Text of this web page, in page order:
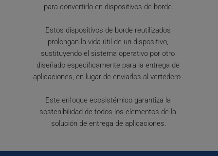
para convertirlo en dispositivos de borde.
Estos dispositivos de borde reutilizados
prolongan la vida útil de un dispositivo,
sustituyendo el sistema operativo por otro
diseñado específicamente para la entrega de
aplicaciones, en lugar de enviarlos al vertedero.
Este enfoque ecosistémico garantiza la
sostenibilidad de todos los elementos de la
solución de entrega de aplicaciones.